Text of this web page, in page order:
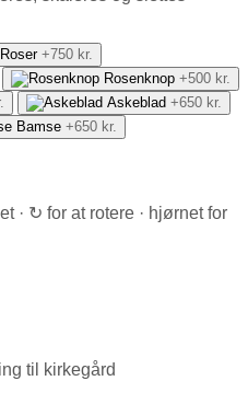
Roser +750 kr.
Rosenknop +500 kr.
Askeblad +650 kr.
Bamse +650 kr.
· ↻ for at rotere · hjørnet for
til kirkegård